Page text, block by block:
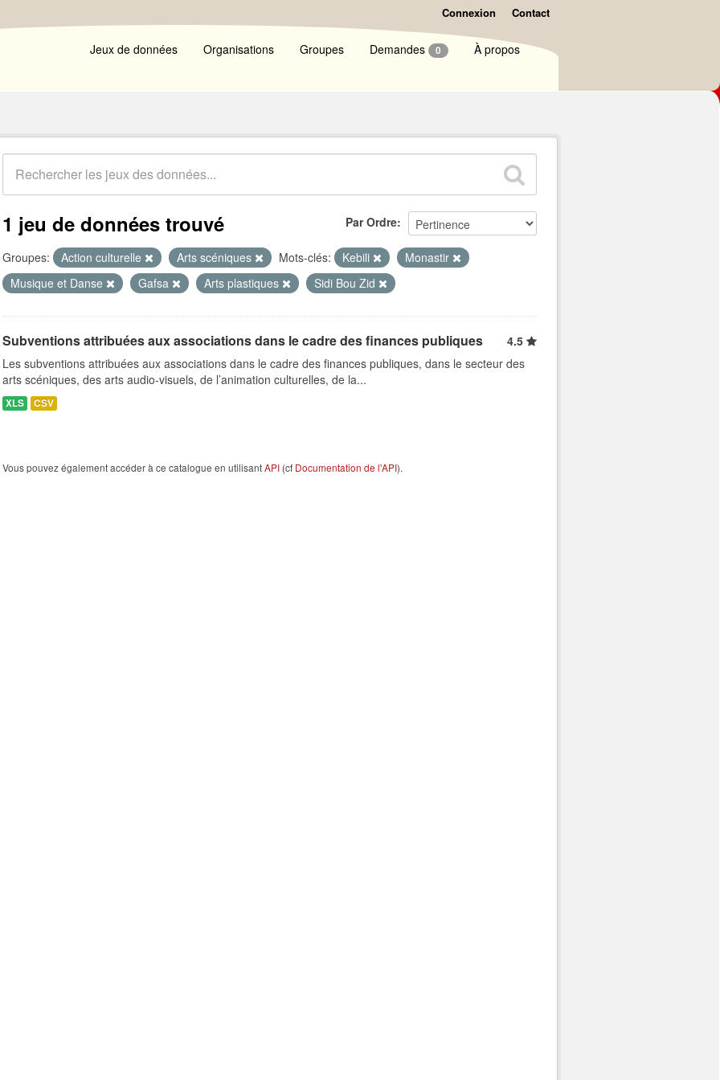
Connexion Contact
Jeux de données Organisations Groupes Demandes 0 À propos
Par Ordre
1 jeu de données trouvé
Groupes: Action culturelle Arts scéniques Mots-clés: Kebili
Monastir
Musique et Danse
Gafsa Arts plastiques Sidi Bou Zid
Subventions attribuées aux associations dans le cadre des finances publiques
4.5
Les subventions attribuées aux associations dans le cadre des finances publiques, dans le secteur des
arts scéniques, des arts audio-visuels, de l’animation culturelles, de la...
XLS CSV
Vous pouvez également accéder à ce catalogue en utilisantAPI (cf Documentation de l'API).